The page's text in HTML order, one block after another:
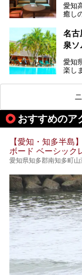
さっ
愛知
癒し
天然
室、
ご紹
名古
泉ソ
愛知
楽し
ムリ
名
行こ
ぜひ
てみ
おすすめのア
【愛知・知多半島
ボード ベーシック
愛知県知多郡南知多町山